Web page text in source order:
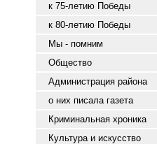
к 75-летию Победы
к 80-летию Победы
Мы - помним
Общество
Администрация района
о них писала газета
Криминальная хроника
Культура и искусство